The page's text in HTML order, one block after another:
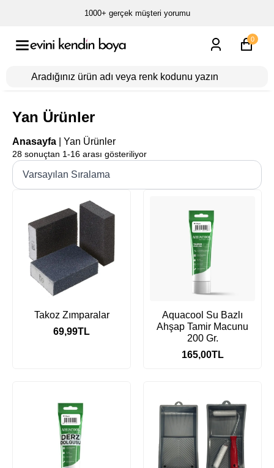
1000+ gerçek müşteri yorumu
0
Yan Ürünler
Anasayfa Yan Ürünler
28 sonuçtan 1-16 arası gösteriliyor
Takoz Zımparalar
69,99TL
Aquacool Su Bazlı
Ahşap Tamir Macunu
200 Gr.
165,00TL